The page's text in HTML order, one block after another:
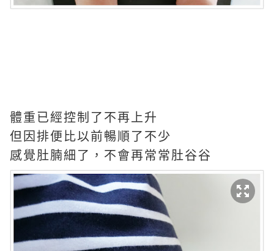
體重已經控制了不再上升
但因排便比以前暢順了不少
感覺肚腩細了，不會再常常肚谷谷